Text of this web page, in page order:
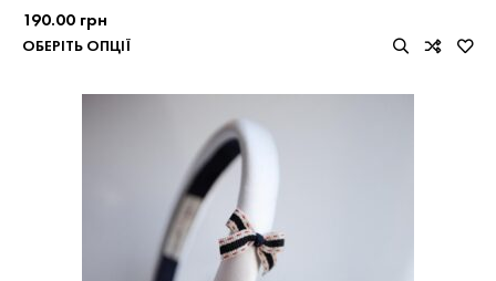
190.00 грн
ОБЕРІТЬ ОПЦІЇ